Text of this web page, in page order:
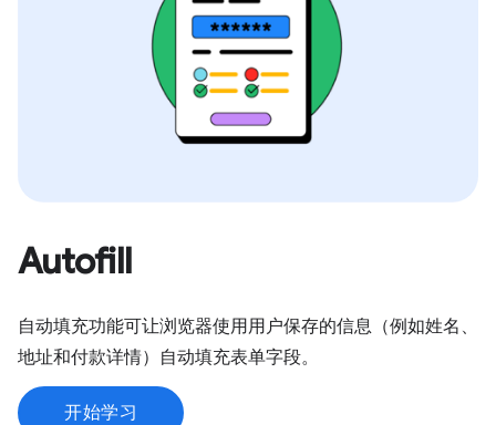
Autofill
自动填充功能可让浏览器使用用户保存的信息（例如姓名、
地址和付款详情）自动填充表单字段。
开始学习